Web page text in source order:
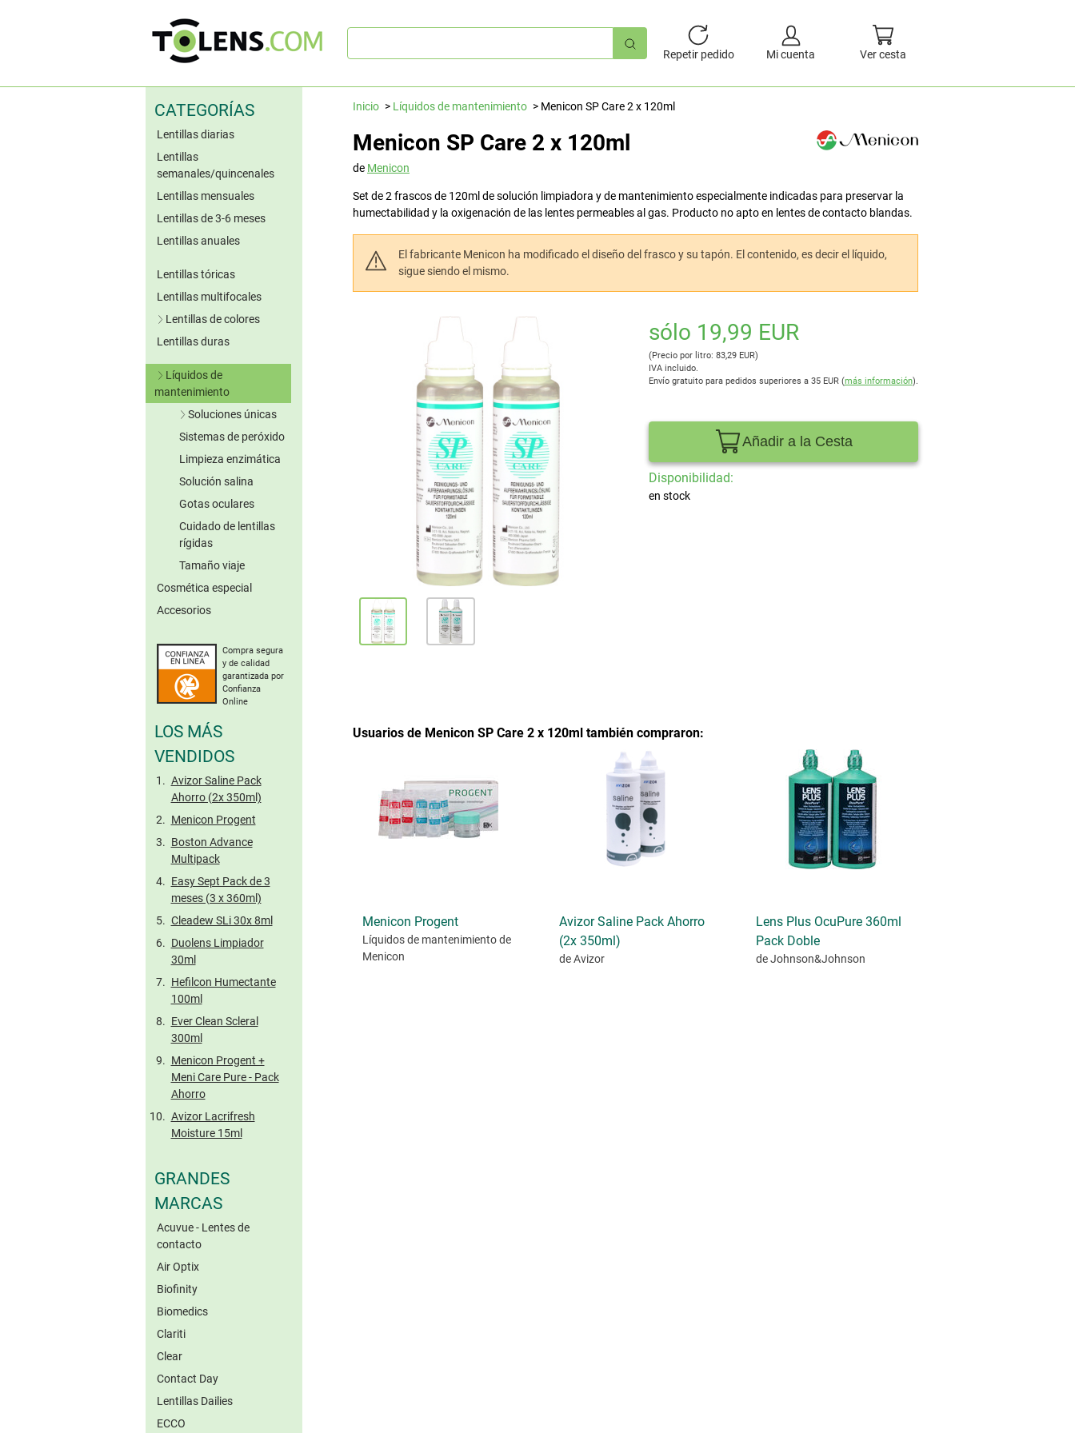
Búsqueda
Repetir pedido Mi cuenta Ver cesta
CATEGORÍAS
Lentillas diarias
Lentillas
semanales/quincenales
Lentillas mensuales
Lentillas de 3-6 meses
Lentillas anuales
Lentillas tóricas
Lentillas multifocales
Lentillas de colores
Lentillas azules
Lentillas verdes
Lentillas grises
Lentillas marrones
Otros colores
Lentillas tóricas de
colores
Lentillas duras
Líquidos de
mantenimiento
Soluciones únicas
Sin conserv.
Sistemas de peróxido
Limpieza enzimática
Solución salina
Gotas oculares
Cuidado de lentillas
rígidas
Tamaño viaje
Cosmética especial
Accesorios
Compra segura
y de calidad
garantizada por
Confianza
Online
LOS MÁS
VENDIDOS
Avizor Saline Pack
Ahorro (2x 350ml)
Menicon Progent
Boston Advance
Multipack
Easy Sept Pack de 3
meses (3 x 360ml)
Cleadew SLi 30x 8ml
Duolens Limpiador
30ml
Hefilcon Humectante
100ml
Ever Clean Scleral
300ml
Menicon Progent +
Meni Care Pure - Pack
Ahorro
Avizor Lacrifresh
Moisture 15ml
GRANDES
MARCAS
Acuvue - Lentes de
contacto
Air Optix
Biofinity
Biomedics
Clariti
Clear
Contact Day
Lentillas Dailies
ECCO
Inicio Líquidos de mantenimiento Menicon SP Care 2 x 120ml
Menicon SP Care 2 x 120ml
de Menicon
Set de 2 frascos de 120ml de solución limpiadora y de mantenimiento especialmente indicadas para preservar la
humectabilidad y la oxigenación de las lentes permeables al gas. Producto no apto en lentes de contacto blandas.
El fabricante Menicon ha modificado el diseño del frasco y su tapón. El contenido, es decir el líquido,
sigue siendo el mismo.
sólo 19,99 EUR
(Precio por litro: 83,29 EUR)
IVA incluido.
Envío gratuito para pedidos superiores a 35 EUR (más información).
Añadir a la Cesta
Disponibilidad:
en stock
Usuarios de Menicon SP Care 2 x 120ml también compraron:
Menicon Progent
Líquidos de mantenimiento de
Menicon
Avizor Saline Pack Ahorro
(2x 350ml)
de Avizor
Lens Plus OcuPure 360ml
Pack Doble
de Johnson&Johnson